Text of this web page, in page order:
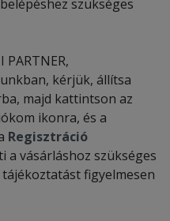
szükséges
PARTNER,
kérjük, állítsa
majd kattintson az
ikonra, és a
Regisztráció
a vásárláshoz szükséges
figyelmesen